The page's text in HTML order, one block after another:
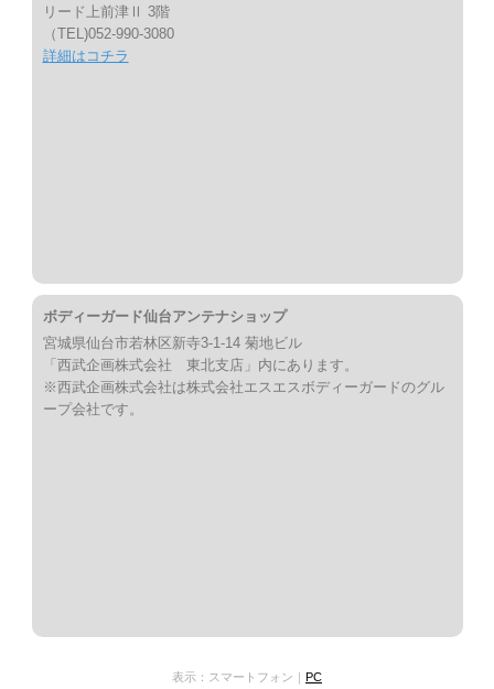
リード上前津Ⅱ 3階
（TEL)052-990-3080
詳細はコチラ
ボディーガード仙台アンテナショップ
宮城県仙台市若林区新寺3-1-14 菊地ビル
「西武企画株式会社 東北支店」内にあります。
※西武企画株式会社は株式会社エスエスボディーガードのグル
ープ会社です。
表示：スマートフォン｜ PC